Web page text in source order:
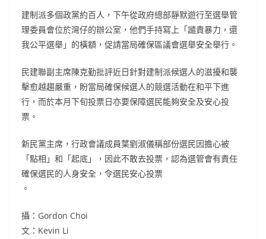
建制派多個政黨約百人，下午從政府總部靜默遊行至選舉管
理委員會位於灣仔的辦公室，他們手持寫上「譴責暴力，還
我公平選舉」的橫額，促請當局確保區議會選舉安全舉行。
民建聯副主席陳克勤批評近日針對建制派候選人的滋擾和襲
擊愈越趨嚴重，盼當局確保候選人的競選活動在和平下進
行，而於本月下旬投票日亦要保障選民能夠安全及安心投
票。
新民黨主席，行政會議成員葉劉淑儀稱部份選民因擔心被
「點相」和「起底」，因此不敢去投票，認為選管會有責任
確保選民的人身安全，令選民安心投票
。
攝：Gordon Choi
文：Kevin Li